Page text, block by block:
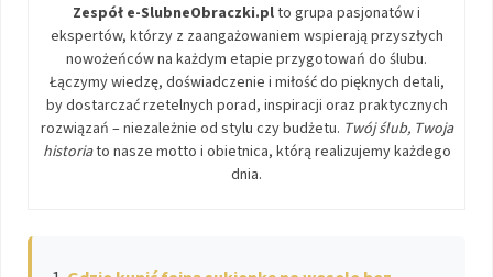
Zespół e-SlubneObraczki.plto grupa pasjonatów i
ekspertów, którzy z zaangażowaniem wspierają przyszłych
nowożeńców na każdym etapie przygotowań do ślubu.
Łączymy wiedzę, doświadczenie i miłość do pięknych detali,
by dostarczać rzetelnych porad, inspiracji oraz praktycznych
rozwiązań – niezależnie od stylu czy budżetu. Twój ślub, Twoja
historiato nasze motto i obietnica, którą realizujemy każdego
dnia.